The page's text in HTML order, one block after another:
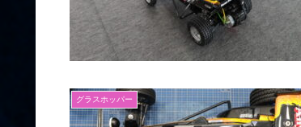
グラスホッパー